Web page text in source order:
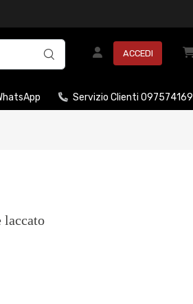
ACCEDI
Servizio Clienti 097574169
laccato